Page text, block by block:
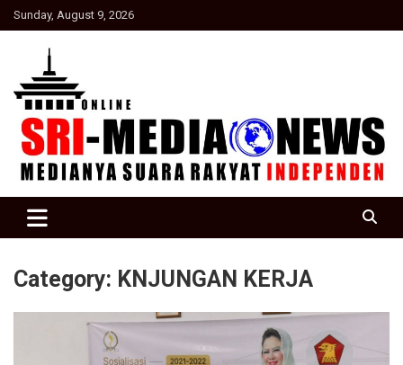
Skip
to
Sunday, August 9, 2026
SRI Media news
Category: KNJUNGAN KERJA